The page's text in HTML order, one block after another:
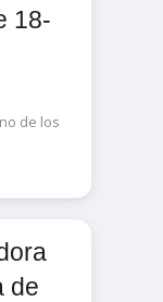
18-
de los
de